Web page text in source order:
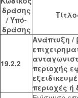
δράσης
/ Υπό-
δράσης
19.2.2
Ανάπτυξη /
περιοχής
περιοχές ή